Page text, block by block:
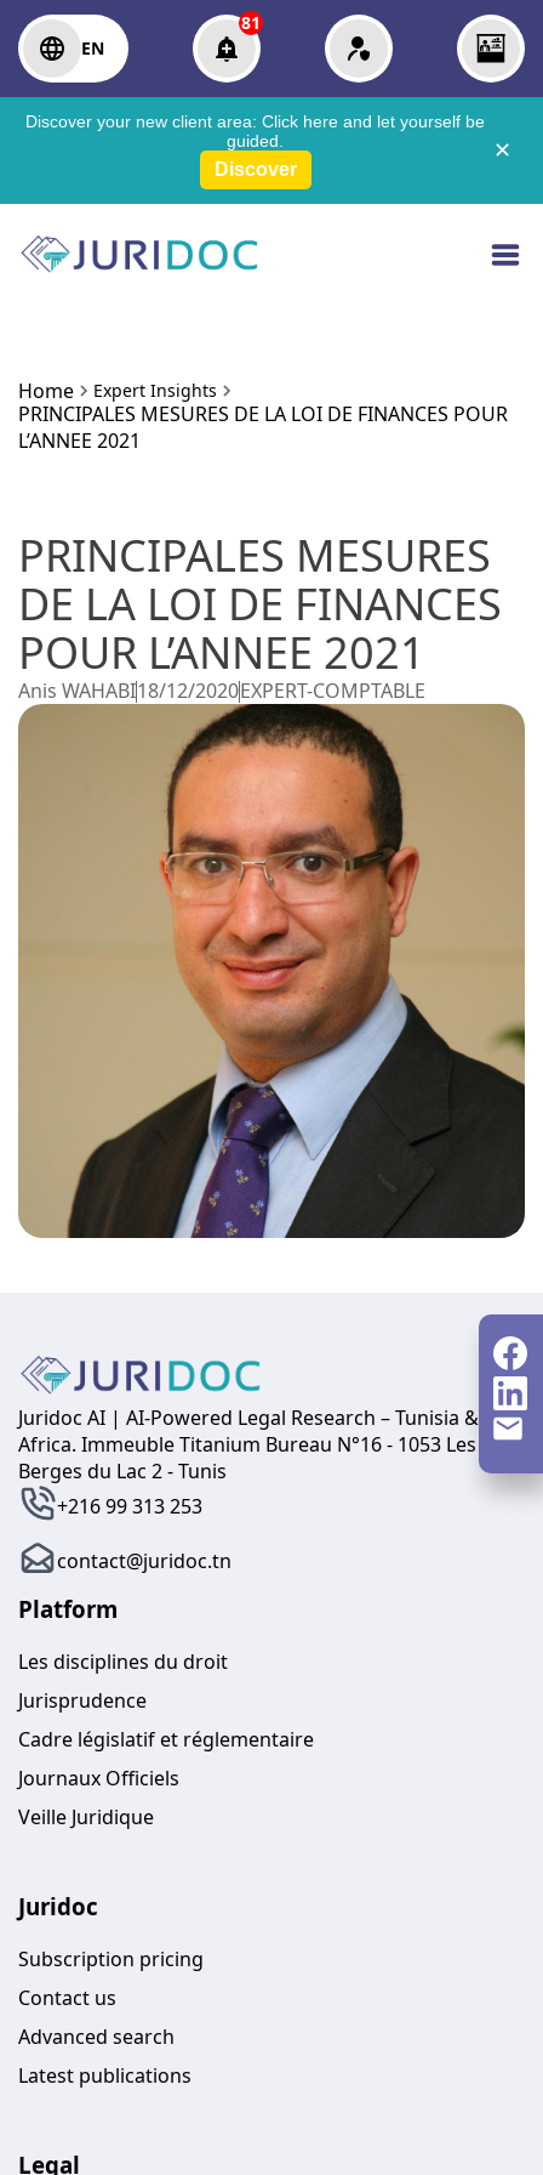
EN
81
Discover your new client area: Click here and let yourself be
guided.
Discover
✕
Home Expert Insights
PRINCIPALES MESURES DE LA LOI DE FINANCES POUR
L’ANNEE 2021
PRINCIPALES MESURES
DE LA LOI DE FINANCES
POUR L’ANNEE 2021
Anis WAHABI18/12/2020EXPERT-COMPTABLE
Juridoc AI | AI-Powered Legal Research – Tunisia &
Africa. Immeuble Titanium Bureau N°16 - 1053 Les
Berges du Lac 2 - Tunis
+216 99 313 253
contact@juridoc.tn
Platform
Les disciplines du droit
Jurisprudence
Cadre législatif et réglementaire
Journaux Officiels
Veille Juridique
Juridoc
Subscription pricing
Contact us
Advanced search
Latest publications
Legal